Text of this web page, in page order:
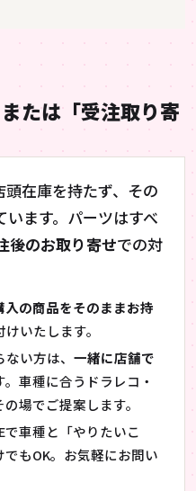
たは「受注取り寄
在庫を持たず、その
ます。パーツはすべ
後のお取り寄せでの対
の商品をそのままお持
いたします。
ない方は、一緒に店舗で
。車種に合うドラレコ・
場でご提案します。
で車種と「やりたいこ
もOK。お気軽にお問い